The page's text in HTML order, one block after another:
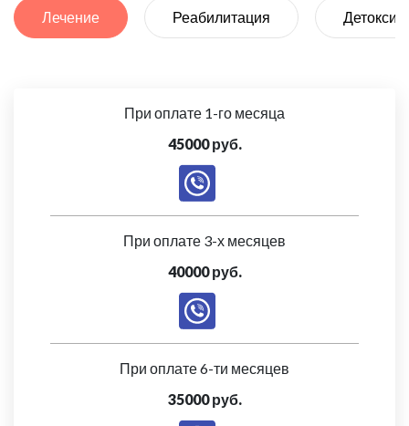
Лечение Реабилитация
При оплате 1-го месяца
45000 руб.
При оплате 3-х месяцев
40000 руб.
При оплате 6-ти месяцев
35000 руб.